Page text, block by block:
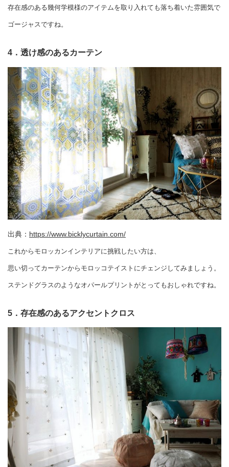
存在感のある幾何学模様のアイテムを取り入れても落ち着いた雰囲気で
ゴージャスですね。
4．透け感のあるカーテン
出典： https://www.bicklycurtain.com/
これからモロッカンインテリアに挑戦したい方は、
思い切ってカーテンからモロッコテイストにチェンジしてみましょう。
ステンドグラスのようなオパールプリントがとってもおしゃれですね。
5．存在感のあるアクセントクロス